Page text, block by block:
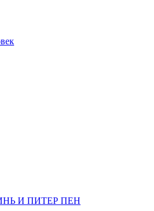
И ПИТЕР ПЕН